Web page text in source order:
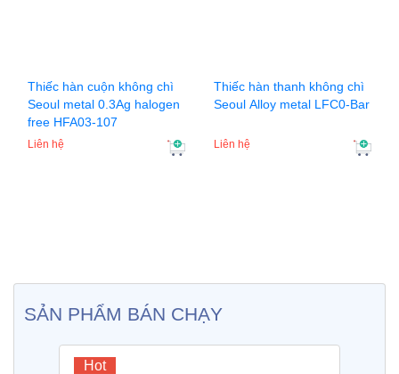
Thiếc hàn cuộn không chì
Seoul metal 0.3Ag halogen
free HFA03-107
Liên hệ
Thiếc hàn thanh không chì
Seoul Alloy metal LFC0-Bar
Liên hệ
SẢN PHẨM BÁN CHẠY
Hot